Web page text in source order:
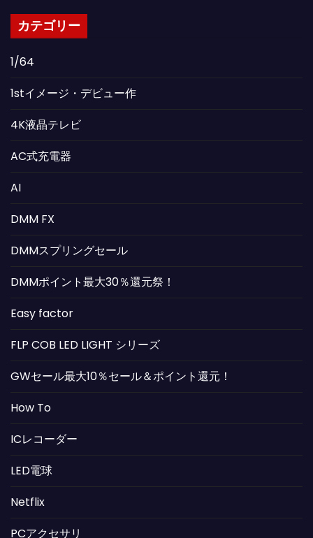
カテゴリー
1/64
1stイメージ・デビュー作
4K液晶テレビ
AC式充電器
AI
DMM FX
DMMスプリングセール
DMMポイント最大30％還元祭！
Easy factor
FLP COB LED LIGHT シリーズ
GWセール最大10％セール＆ポイント還元！
How To
ICレコーダー
LED電球
Netflix
PCアクセサリ